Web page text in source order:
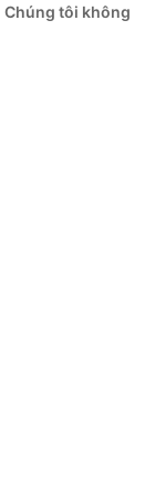
Chúng tôi không